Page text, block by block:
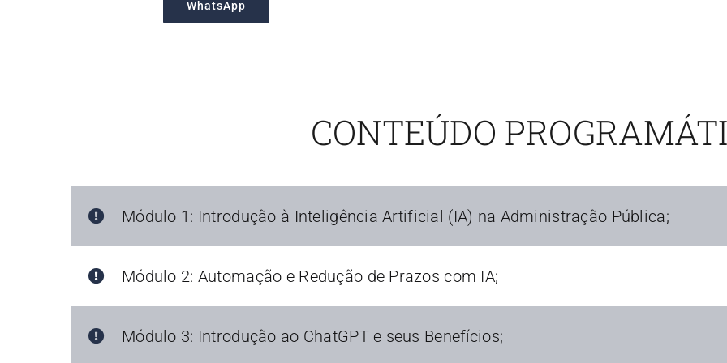
WhatsApp
CONTEÚDO
Módulo 1: Introdução à Inteligência Artificial (IA) na Administração Pública;
Módulo 2: Automação e Redução de Prazos com IA;
Módulo 3: Introdução ao ChatGPT e seus Benefícios;